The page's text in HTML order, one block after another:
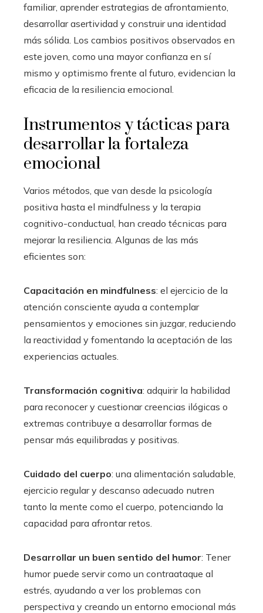
familiar, aprender estrategias de afrontamiento,
desarrollar asertividad y construir una identidad
más sólida. Los cambios positivos observados en
este joven, como una mayor confianza en sí
mismo y optimismo frente al futuro, evidencian la
eficacia de la resiliencia emocional.
Instrumentos y tácticas para
desarrollar la fortaleza
emocional
Varios métodos, que van desde la psicología
positiva hasta el mindfulness y la terapia
cognitivo-conductual, han creado técnicas para
mejorar la resiliencia. Algunas de las más
eficientes son:
Capacitación en mindfulness: el ejercicio de la
atención consciente ayuda a contemplar
pensamientos y emociones sin juzgar, reduciendo
la reactividad y fomentando la aceptación de las
experiencias actuales.
Transformación cognitiva: adquirir la habilidad
para reconocer y cuestionar creencias ilógicas o
extremas contribuye a desarrollar formas de
pensar más equilibradas y positivas.
Cuidado del cuerpo: una alimentación saludable,
ejercicio regular y descanso adecuado nutren
tanto la mente como el cuerpo, potenciando la
capacidad para afrontar retos.
Desarrollar un buen sentido del humor: Tener
humor puede servir como un contraataque al
estrés, ayudando a ver los problemas con
perspectiva y creando un entorno emocional más